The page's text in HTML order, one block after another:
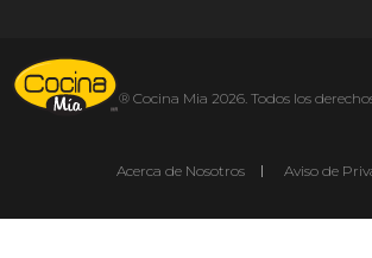
® Cocina Mia 2026. Todos los
Acerca de Nosotros Aviso de